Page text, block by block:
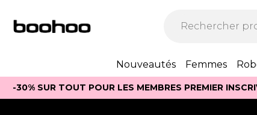
Nouveautés Femmes
-30% SUR TOUT POUR LES MEMBRES PREMIER